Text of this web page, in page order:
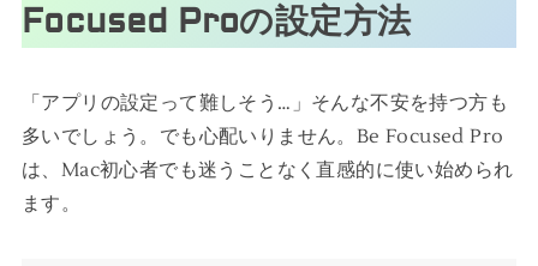
Focused Proの設定方法
「アプリの設定って難しそう…」そんな不安を持つ方も
多いでしょう。でも心配いりません。Be Focused Pro
は、Mac初心者でも迷うことなく直感的に使い始められ
ます。